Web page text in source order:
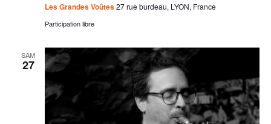
Les Grandes Voûtes27 rue burdeau, LYON, France
Participation libre
SAM
27